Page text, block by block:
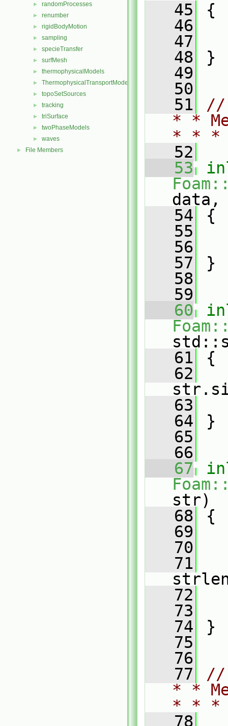
► randomProcesses
► renumber
► rigidBodyMotion
► sampling
► specieTransfer
► surfMesh
► thermophysicalModels
► ThermophysicalTransportModels
► topoSetSources
► tracking
► triSurface
► twoPhaseModels
► waves
► File Members
   45
{
   46
   47
   48
}
   49
   50
   51
//
* *
* *
   52
   53
   54
{
   55
   56
   57
}
   58
   59
   60
   61
{
   62
   63
   64
}
   65
   66
   67
str)
   68
{
   69
   70
   71
   72
   73
   74
}
   75
   76
   77
//
* *
* *
   78